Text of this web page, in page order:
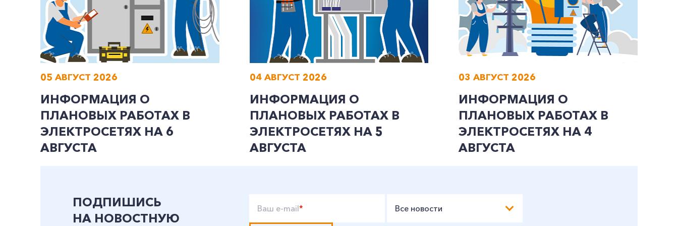
05 АВГУСТ 2026
ИНФОРМАЦИЯ О
ПЛАНОВЫХ РАБОТАХ В
ЭЛЕКТРОСЕТЯХ НА 6
АВГУСТА
04 АВГУСТ 2026
ИНФОРМАЦИЯ О
ПЛАНОВЫХ РАБОТАХ В
ЭЛЕКТРОСЕТЯХ НА 5
АВГУСТА
03 АВГУСТ 2026
ИНФОРМАЦИЯ О
ПЛАНОВЫХ РАБОТАХ В
ЭЛЕКТРОСЕТЯХ НА 4
АВГУСТА
ПОДПИШИСЬ
НА НОВОСТНУЮ
Ваш e-mail* Все новости